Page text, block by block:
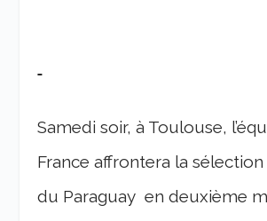
Samedi soir, à Toulouse,
France affrontera la
du Paraguay en deuxième